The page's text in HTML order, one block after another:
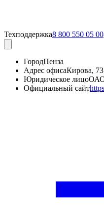
Техподдержка8 800 550 05 00
ГородПенза
Адрес офисаКирова, 73
Юридическое лицо
Официальный сайт